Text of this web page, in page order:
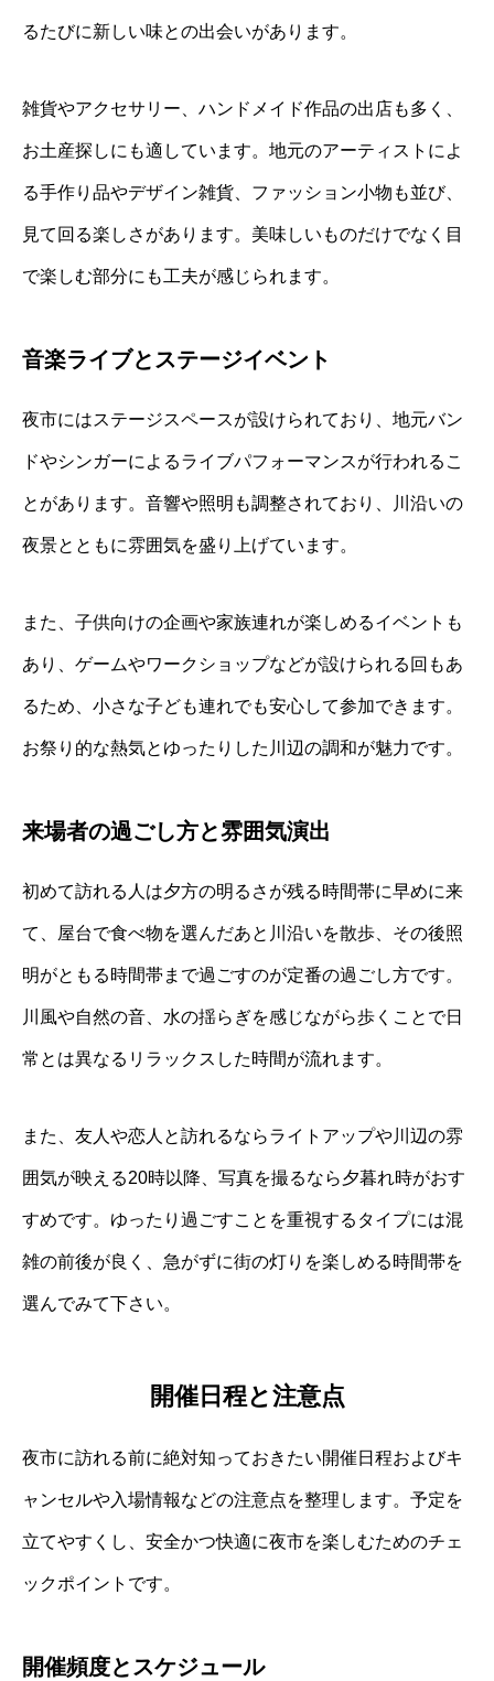
るたびに新しい味との出会いがあります。
雑貨やアクセサリー、ハンドメイド作品の出店も多く、
お土産探しにも適しています。地元のアーティストによ
る手作り品やデザイン雑貨、ファッション小物も並び、
見て回る楽しさがあります。美味しいものだけでなく目
で楽しむ部分にも工夫が感じられます。
音楽ライブとステージイベント
夜市にはステージスペースが設けられており、地元バン
ドやシンガーによるライブパフォーマンスが行われるこ
とがあります。音響や照明も調整されており、川沿いの
夜景とともに雰囲気を盛り上げています。
また、子供向けの企画や家族連れが楽しめるイベントも
あり、ゲームやワークショップなどが設けられる回もあ
るため、小さな子ども連れでも安心して参加できます。
お祭り的な熱気とゆったりした川辺の調和が魅力です。
来場者の過ごし方と雰囲気演出
初めて訪れる人は夕方の明るさが残る時間帯に早めに来
て、屋台で食べ物を選んだあと川沿いを散歩、その後照
明がともる時間帯まで過ごすのが定番の過ごし方です。
川風や自然の音、水の揺らぎを感じながら歩くことで日
常とは異なるリラックスした時間が流れます。
また、友人や恋人と訪れるならライトアップや川辺の雰
囲気が映える20時以降、写真を撮るなら夕暮れ時がおす
すめです。ゆったり過ごすことを重視するタイプには混
雑の前後が良く、急がずに街の灯りを楽しめる時間帯を
選んでみて下さい。
開催日程と注意点
夜市に訪れる前に絶対知っておきたい開催日程およびキ
ャンセルや入場情報などの注意点を整理します。予定を
立てやすくし、安全かつ快適に夜市を楽しむためのチェ
ックポイントです。
開催頻度とスケジュール